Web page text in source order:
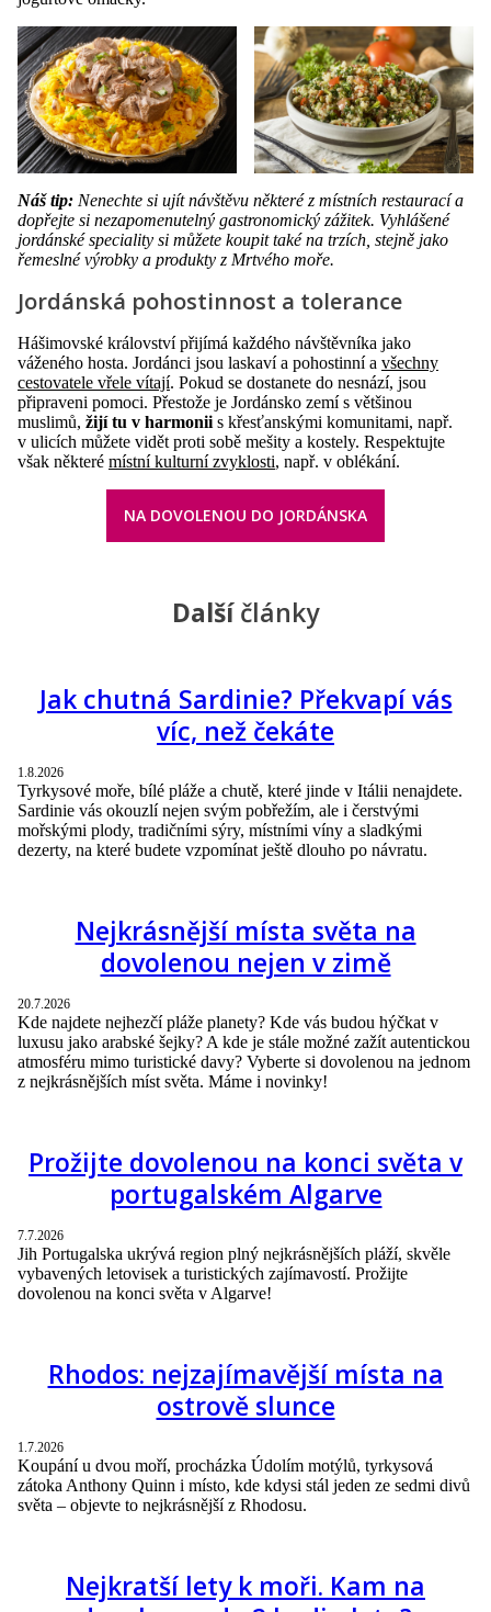
Náš tip: Nenechte si ujít návštěvu některé z místních restaurací a
dopřejte si nezapomenutelný gastronomický zážitek. Vyhlášené
jordánské speciality si můžete koupit také na trzích, stejně jako
řemeslné výrobky a produkty z Mrtvého moře.
Jordánská pohostinnost a tolerance
Hášimovské království přijímá každého návštěvníka jako
váženého hosta. Jordánci jsou laskaví a pohostinní a všechny
cestovatele vřele vítají. Pokud se dostanete do nesnází, jsou
připraveni pomoci. Přestože je Jordánsko zemí s většinou
muslimů, žijí tu v harmonii s křesťanskými komunitami, např.
v ulicích můžete vidět proti sobě mešity a kostely. Respektujte
však některé místní kulturní zvyklosti, např. v oblékání.
NA DOVOLENOU DO JORDÁNSKA
Dalšíčlánky
Jak chutná Sardinie? Překvapí vás
víc, než čekáte
1.8.2026
Tyrkysové moře, bílé pláže a chutě, které jinde v Itálii nenajdete.
Sardinie vás okouzlí nejen svým pobřežím, ale i čerstvými
mořskými plody, tradičními sýry, místními víny a sladkými
dezerty, na které budete vzpomínat ještě dlouho po návratu.
Nejkrásnější místa světa na
dovolenou nejen v zimě
20.7.2026
Kde najdete nejhezčí pláže planety? Kde vás budou hýčkat v
luxusu jako arabské šejky? A kde je stále možné zažít autentickou
atmosféru mimo turistické davy? Vyberte si dovolenou na jednom
z nejkrásnějších míst světa. Máme i novinky!
Prožijte dovolenou na konci světa v
portugalském Algarve
7.7.2026
Jih Portugalska ukrývá region plný nejkrásnějších pláží, skvěle
vybavených letovisek a turistických zajímavostí. Prožijte
dovolenou na konci světa v Algarve!
Rhodos: nejzajímavější místa na
ostrově slunce
1.7.2026
Koupání u dvou moří, procházka Údolím motýlů, tyrkysová
zátoka Anthony Quinn i místo, kde kdysi stál jeden ze sedmi divů
světa – objevte to nejkrásnější z Rhodosu.
Nejkratší lety k moři. Kam na